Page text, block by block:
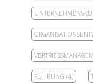
FÜHRUNG(4)